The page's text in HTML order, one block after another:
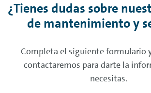
¿Tienes dudas sobre
de mantenimiento y
Completa el siguiente formulario
contactaremos para darte la
necesitas.